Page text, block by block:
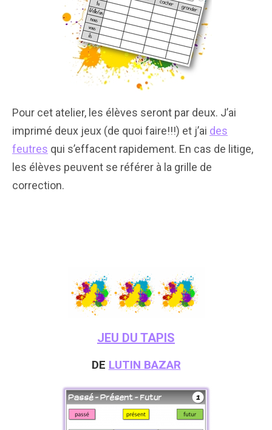
Pour cet atelier, les élèves seront par deux. J’ai
imprimé deux jeux (de quoi faire!!!) et j’ai des
feutres qui s’effacent rapidement. En cas de litige,
les élèves peuvent se référer à la grille de
correction.
JEU DU TAPIS
DE LUTIN BAZAR